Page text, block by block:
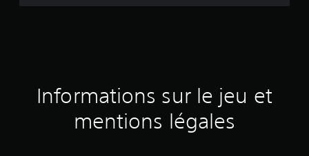
d
a
Informations sur le jeu et
mentions légales